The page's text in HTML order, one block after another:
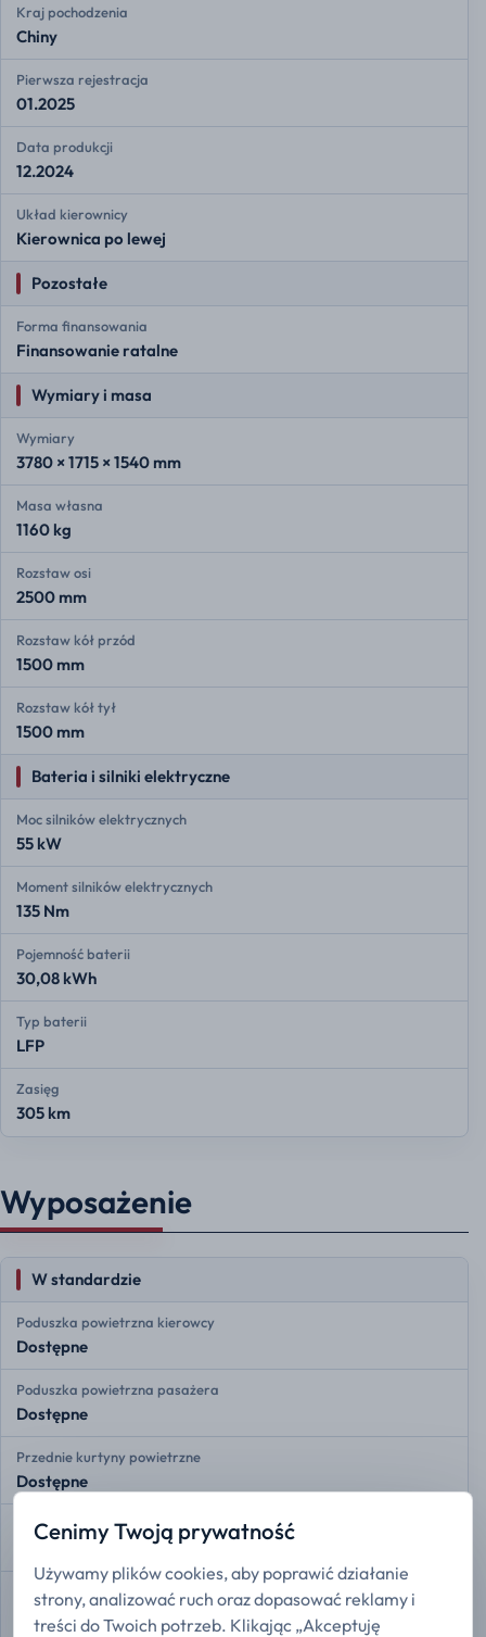
Kraj pochodzenia
Chiny
Pierwsza rejestracja
01.2025
Data produkcji
12.2024
Układ kierownicy
Kierownica po lewej
Pozostałe
Forma finansowania
Finansowanie ratalne
Wymiary i masa
Wymiary
3780 × 1715 × 1540 mm
Masa własna
1160 kg
Rozstaw osi
2500 mm
Rozstaw kół przód
1500 mm
Rozstaw kół tył
1500 mm
Bateria i silniki elektryczne
Moc silników elektrycznych
55 kW
Moment silników elektrycznych
135 Nm
Pojemność baterii
30,08 kWh
Typ baterii
LFP
Zasięg
305 km
Wyposażenie
W standardzie
Poduszka powietrzna kierowcy
Dostępne
Poduszka powietrzna pasażera
Dostępne
Przednie kurtyny powietrzne
Dostępne
Tylne kurtyny powietrzne
Monitorowanie ciśnienia w oponach
Dostępne
Cenimy Twoją prywatność
Używamy plików cookies, aby poprawić działanie
strony, analizować ruch oraz dopasować reklamy i
treści do Twoich potrzeb. Klikając „Akceptuję